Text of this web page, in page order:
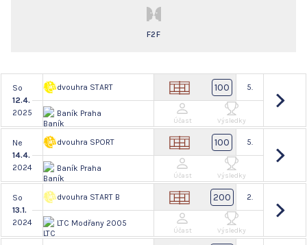
F2F
So
12.4.
2025
dvouhra START
Baník Praha
100 5.
Účast Výsledky
Ne
14.4.
2024
dvouhra SPORT
Baník Praha
100 5.
Účast Výsledky
So
13.1.
2024
dvouhra START B
LTC Modřany 2005
200 2.
Účast Výsledky